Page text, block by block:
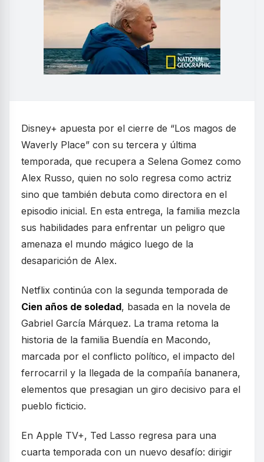
Disney+ apuesta por el cierre de “Los magos de
Waverly Place” con su tercera y última
temporada, que recupera a Selena Gomez como
Alex Russo, quien no solo regresa como actriz
sino que también debuta como directora en el
episodio inicial. En esta entrega, la familia mezcla
sus habilidades para enfrentar un peligro que
amenaza el mundo mágico luego de la
desaparición de Alex.
Netflix continúa con la segunda temporada de
Cien años de soledad, basada en la novela de
Gabriel García Márquez. La trama retoma la
historia de la familia Buendía en Macondo,
marcada por el conflicto político, el impacto del
ferrocarril y la llegada de la compañía bananera,
elementos que presagian un giro decisivo para el
pueblo ficticio.
En Apple TV+, Ted Lasso regresa para una
cuarta temporada con un nuevo desafío: dirigir